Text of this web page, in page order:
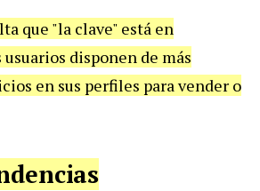
que "la clave" está en
disponen de más
en sus perfiles para vender o